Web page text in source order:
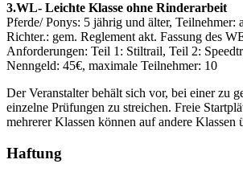
3.WL- Leichte Klasse ohne Rinderarbeit
Pferde/ Ponys: 5 jährig und älter, Teilnehmer:
Richter.: gem. Reglement akt. Fassung des
Anforderungen: Teil 1: Stiltrail, Teil 2:
Nenngeld: 45€, maximale Teilnehmer: 10
Der Veranstalter behält sich vor, bei einer zu
einzelne Prüfungen zu streichen. Freie
mehrerer Klassen können auf andere Klassen
Haftung